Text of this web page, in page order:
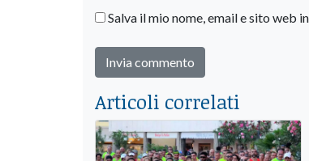
Salva il mio nome, email e sito web
Articoli correlati